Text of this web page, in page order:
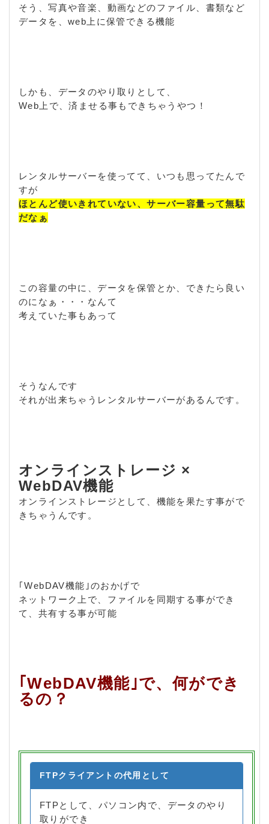
そう、写真や音楽、動画などのファイル、書類など
データを、web上に保管できる機能
しかも、データのやり取りとして、
Web上で、済ませる事もできちゃうやつ！
レンタルサーバーを使ってて、いつも思ってたんで
すが
ほとんど使いきれていない、サーバー容量って無駄
だなぁ
この容量の中に、データを保管とか、できたら良い
のになぁ・・・なんて
考えていた事もあって
そうなんです
それが出来ちゃうレンタルサーバーがあるんです。
オンラインストレージ ×
WebDAV機能
オンラインストレージとして、機能を果たす事がで
きちゃうんです。
｢WebDAV機能｣のおかげで
ネットワーク上で、ファイルを同期する事ができ
て、共有する事が可能
｢WebDAV機能｣で、何ができ
るの？
FTPクライアントの代用として
FTPとして、パソコン内で、データのやり
取りができ